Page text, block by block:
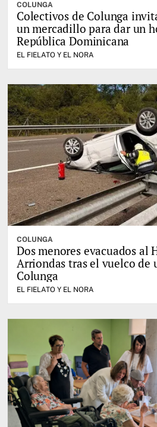
COLUNGA
Colectivos de Colunga
un mercadillo para dar un
República Dominicana
EL FIELATO Y EL NORA
COLUNGA
Dos menores evacuados al
Arriondas tras el vuelco de
Colunga
EL FIELATO Y EL NORA